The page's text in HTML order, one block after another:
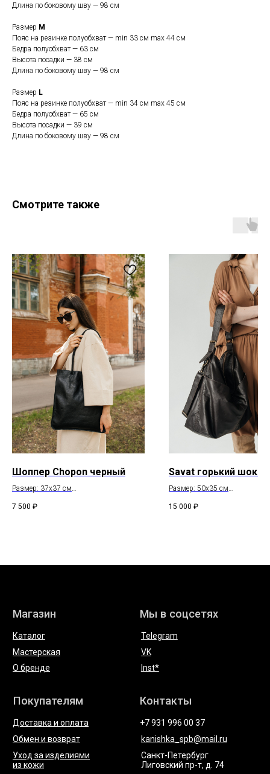
Длина по боковому шву — 98 см
Размер М
Пояс на резинке полуобхват — min 33 см max 44 см
Бедра полуобхват — 63 см
Высота посадки — 38 см
Длина по боковому шву — 98 см
Размер L
Пояс на резинке полуобхват — min 34 см max 45 см
Бедра полуобхват — 65 см
Высота посадки — 39 см
Длина по боковому шву — 98 см
Смотрите также
Шоппер Chopon черный
Размер: 37x37 см
7 500 ₽
Savat горький
Размер: 50х35 см
15 000 ₽
Покупателям Контакты
Доставка и оплата
Обмен и возврат
Уход за изделиями
О материалах
+7 931 996 00 37
kanishka_spb@mail.ru
Санкт-Петербург
Лиговский пр-т, д. 74
ИП Богданова А.В.
ОГРНИП 307 7847 081 00060
ИНН 78 102 079 6336
Политика конфиденциальности
Пользовательское соглашение
Договор оферты
Сертификаты и декларации
Telegram
* компания Meta, которой принадлежат Instagram и WhatsApp
запрещена в России